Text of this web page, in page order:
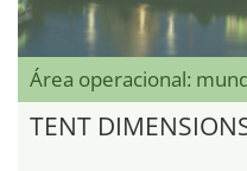
Área operacional:
TENT